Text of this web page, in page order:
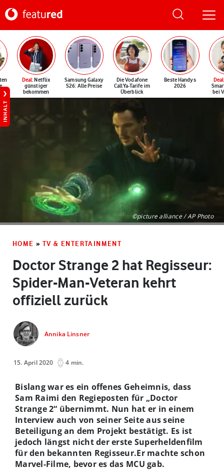
Deal: Netflix
günstiger
bekommen
Samsung Galaxy
S26: Alle Preise
Die Vodafone
CallYa-Tarife im
Überblick
Beste Handys
2026
Deal
bei
INHALT
©picture alliance / AP Photo
HOME » TV & ENTERTAINMENT
Doctor Strange 2 hat Regisseur:
Spider-Man-Veteran kehrt
offiziell zurück
Annika Linsner
15. April 2020 4 min.
Bislang war es ein offenes Geheimnis, dass
Sam Raimi den Regieposten für „Doctor
Strange 2“ übernimmt. Nun hat er in einem
Interview auch von seiner Seite aus seine
Beteiligung an dem Projekt bestätigt. Es ist
jedoch längst nicht der erste Superheldenfilm
für den bekannten Regisseur.Er machte schon
Marvel-Filme, bevor es das MCU gab.